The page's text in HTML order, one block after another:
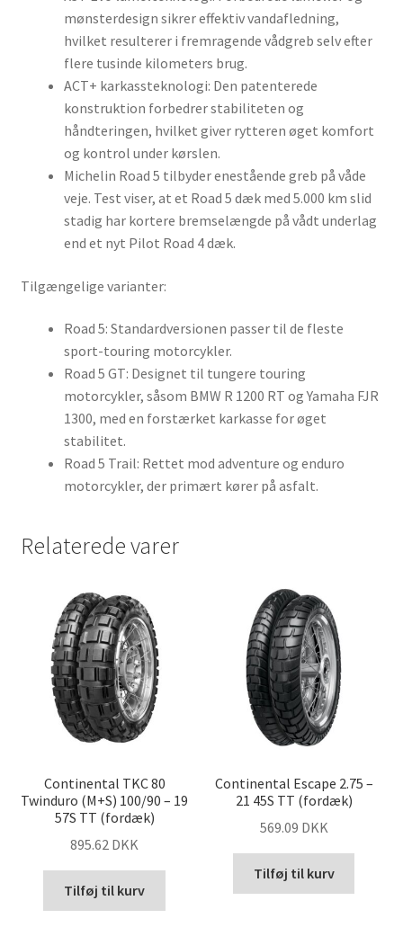
mønsterdesign sikrer effektiv vandafledning,
hvilket resulterer i fremragende vådgreb selv efter
flere tusinde kilometers brug.
ACT+ karkassteknologi: Den patenterede
konstruktion forbedrer stabiliteten og
håndteringen, hvilket giver rytteren øget komfort
og kontrol under kørslen.
Michelin Road 5 tilbyder enestående greb på våde
veje. Test viser, at et Road 5 dæk med 5.000 km slid
stadig har kortere bremselængde på vådt underlag
end et nyt Pilot Road 4 dæk.
Tilgængelige varianter:
Road 5: Standardversionen passer til de fleste
sport-touring motorcykler.
Road 5 GT: Designet til tungere touring
motorcykler, såsom BMW R 1200 RT og Yamaha FJR
1300, med en forstærket karkasse for øget
stabilitet.
Road 5 Trail: Rettet mod adventure og enduro
motorcykler, der primært kører på asfalt.
Relaterede varer
Continental TKC 80
Twinduro (M+S) 100/90 – 19
57S TT (fordæk)
895.62 DKK
Tilføj til kurv
Continental Escape 2.75 –
21 45S TT (fordæk)
569.09 DKK
Tilføj til kurv